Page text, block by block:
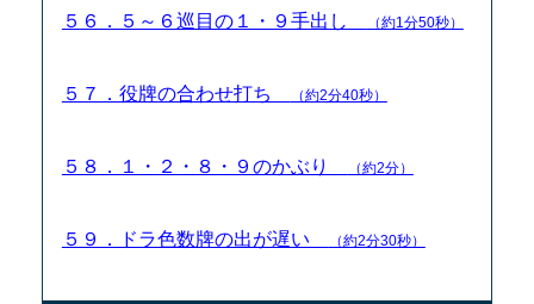
５６．５～６巡目の１・９手出し （約1分50秒）
５７．役牌の合わせ打ち （約2分40秒）
５８．１・２・８・９のかぶり （約2分）
５９．ドラ色数牌の出が遅い （約2分30秒）